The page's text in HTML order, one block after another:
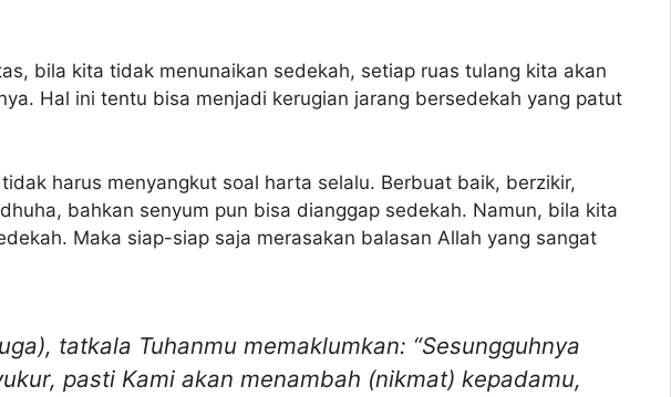
bila kita tidak menunaikan sedekah, setiap ruas tulang kita akan
Hal ini tentu bisa menjadi kerugian jarang bersedekah yang patut
harus menyangkut soal harta selalu. Berbuat baik, berzikir,
bahkan senyum pun bisa dianggap sedekah. Namun, bila kita
Maka siap-siap saja merasakan balasan Allah yang sangat
tatkala Tuhanmu memaklumkan: “Sesungguhnya
pasti Kami akan menambah (nikmat) kepadamu,